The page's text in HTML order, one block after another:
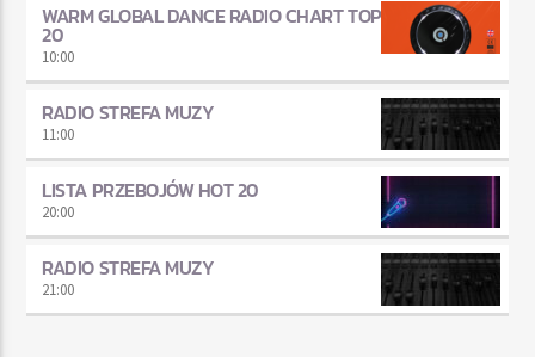
WARM GLOBAL DANCE RADIO CHART TOP
20
10:00
RADIO STREFA MUZY
11:00
LISTA PRZEBOJÓW HOT 20
20:00
RADIO STREFA MUZY
21:00